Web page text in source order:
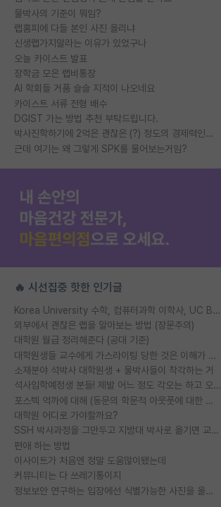
물박사의 기준이 뭐임?
랩홈피에 다들 본인 사진 올리냐
신생랩가지말라는 이유가 있었구나
오늘 카이스트 발표
장학금 모은 랩비통장
AI 학회들 거품 슬슬 지적이 나오네요
카이스트 서류 전형 배수
DGIST 가는 방법 추천 부탁드립니다.
박사진학하기에 2억은 괜찮은 (?) 정도의 경제력인가요
근데 여기는 왜 그렇게 SPK를 물어보는거임?
🔥 시선집중 핫한 인기글
Korea University 수학, 컴퓨터과학 이학사, UC Berkeley 산업공학 대학원 공학박사가 되는 것은 쉽지 않겠죠?
외부에서 괜찮은 랩을 알아보는 방법 (장문주의)
대학원 월급 정리해준다 (공대 기준)
대학원생들 교수에게 가스라이팅 당한 것은 이해가 갑니다. 안타깝네요.
소재분야 석박사 대학원생 + 물박사들이 착각하는 거
석사입학예정생 분들! 제발 어느 정도 각오는 하고 오세요.
포스텍 억까에 대해 (동문의 학문적 아웃풋에 대한 반박)
대학원 어디로 가야할까요?
SSH 박사과정을 그만두고 지방대 박사로 옮기면 교수의 꿈은 끝일까요?
편애 하는 방법
이사이트가 처음엔 정말 도움많이됐는데
커뮤니티는 다 쓰레기통이지
정보보안 연구하는 입장에선 식별가능한 사진을 올리는건 비추이긴함